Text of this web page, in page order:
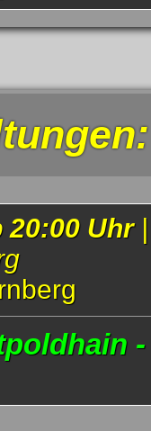
20:00 Uhr